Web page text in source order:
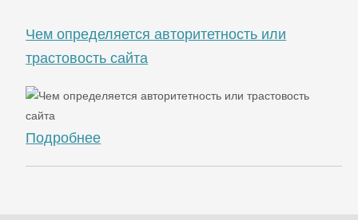
Чем определяется авторитетность или
трастовость сайта
Подробнее